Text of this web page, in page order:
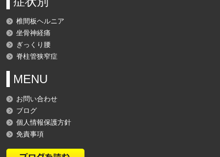
椎間板ヘルニア
坐骨神経痛
ぎっくり腰
脊柱管狭窄症
MENU
お問い合わせ
ブログ
個人情報保護方針
免責事項